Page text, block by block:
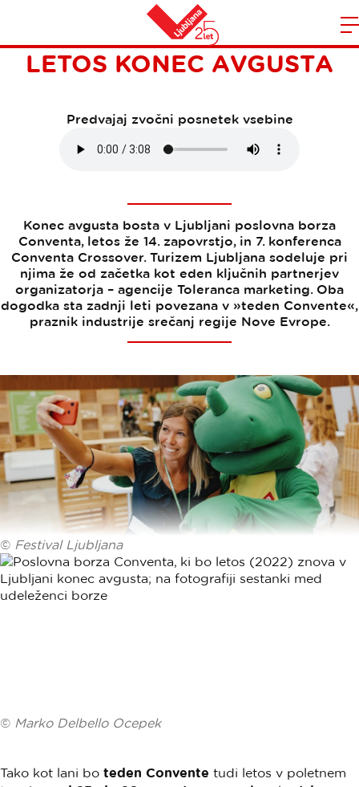
Domov
TEDEN CONVENTE TUDI
LETOS KONEC AVGUSTA
Predvajaj zvočni posnetek vsebine
Konec avgusta bosta v Ljubljani poslovna borza
Conventa, letos že 14. zapovrstjo, in 7. konferenca
Conventa Crossover. Turizem Ljubljana sodeluje pri
njima že od začetka kot eden ključnih partnerjev
organizatorja – agencije Toleranca marketing. Oba
dogodka sta zadnji leti povezana v »teden Convente«,
praznik industrije srečanj regije Nove Evrope.
© Festival Ljubljana
© Marko Delbello Ocepek
Tako kot lani bo teden Convente tudi letos v poletnem